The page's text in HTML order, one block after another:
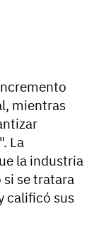
mientras
La
la industria
se tratara
calificó sus